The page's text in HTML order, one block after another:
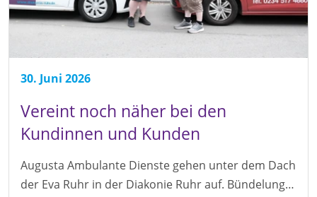
30. Juni 2026
Vereint noch näher bei den
Kundinnen und Kunden
Augusta Ambulante Dienste gehen unter dem Dach
der Eva Ruhr in der Diakonie Ruhr auf. Bündelung…